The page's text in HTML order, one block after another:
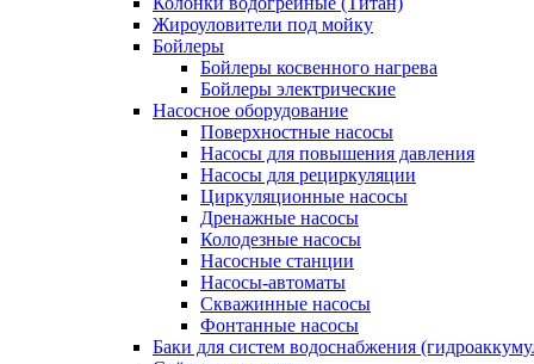
Жироуловители под мойку
Бойлеры
Бойлеры косвенного нагрева
Бойлеры электрические
Насосное оборудование
Поверхностные насосы
Насосы для повышения давления
Насосы для рециркуляции
Циркуляционные насосы
Дренажные насосы
Колодезные насосы
Насосные станции
Насосы-автоматы
Скважинные насосы
Фонтанные насосы
Баки для систем водоснабжения